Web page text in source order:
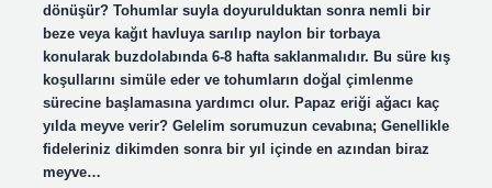
dönüşür? Tohumlar suyla doyurulduktan sonra nemli bir
beze veya kağıt havluya sarılıp naylon bir torbaya
konularak buzdolabında 6-8 hafta saklanmalıdır. Bu süre kış
koşullarını simüle eder ve tohumların doğal çimlenme
sürecine başlamasına yardımcı olur. Papaz eriği ağacı kaç
yılda meyve verir? Gelelim sorumuzun cevabına; Genellikle
fideleriniz dikimden sonra bir yıl içinde en azından biraz
meyve…